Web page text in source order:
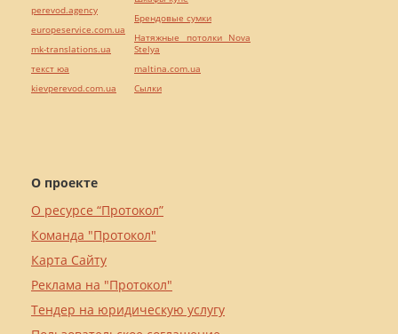
О проекте
О ресурсе “Протокол”
Команда "Протокол"
Карта Сайту
Реклама на "Протокол"
Тендер на юридическую услугу
perevod.agency
europeservice.com.ua
mk-translations.ua
текст юа
kievperevod.com.ua
Брендовые сумки
Натяжные потолки Nova
Stelya
maltina.com.ua
Cылки